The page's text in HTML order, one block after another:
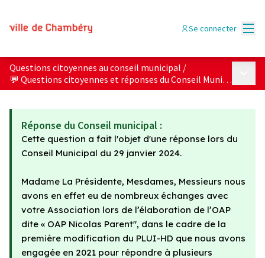
Se connecter
Questions citoyennes au conseil municipal /
💬 Questions citoyennes et réponses du Conseil Municipal
Réponse du Conseil municipal :
Cette question a fait l'objet d'une réponse lors du
Conseil Municipal du 29 janvier 2024.
Madame La Présidente, Mesdames, Messieurs nous
avons en effet eu de nombreux échanges avec
votre Association lors de l’élaboration de l’OAP
dite « OAP Nicolas Parent", dans le cadre de la
première modification du PLUI-HD que nous avons
engagée en 2021 pour répondre à plusieurs